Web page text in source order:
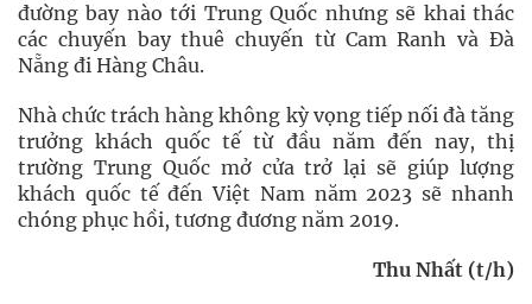
đường bay nào tới Trung Quốc nhưng sẽ khai thác
các chuyến bay thuê chuyến từ Cam Ranh và Đà
Nẵng đi Hàng Châu.
Nhà chức trách hàng không kỳ vọng tiếp nối đà tăng
trưởng khách quốc tế từ đầu năm đến nay, thị
trường Trung Quốc mở cửa trở lại sẽ giúp lượng
khách quốc tế đến Việt Nam năm 2023 sẽ nhanh
chóng phục hồi, tương đương năm 2019.
Thu Nhất (t/h)